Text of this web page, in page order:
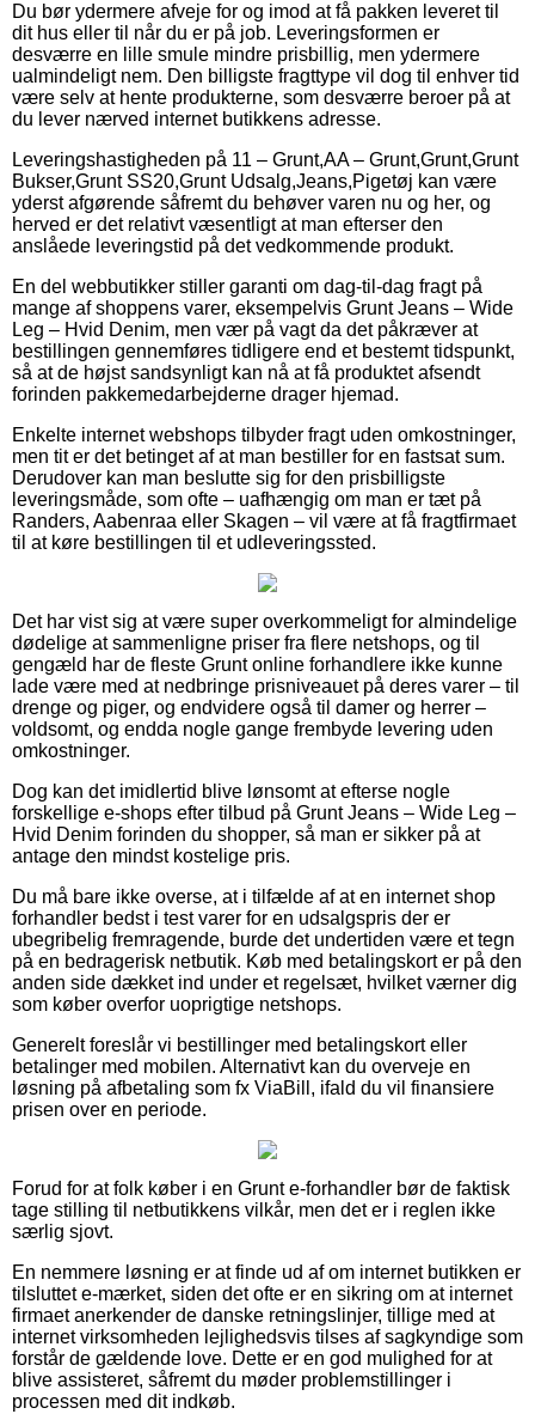
Du bør ydermere afveje for og imod at få pakken leveret til
dit hus eller til når du er på job. Leveringsformen er
desværre en lille smule mindre prisbillig, men ydermere
ualmindeligt nem. Den billigste fragttype vil dog til enhver tid
være selv at hente produkterne, som desværre beroer på at
du lever nærved internet butikkens adresse.
Leveringshastigheden på 11 – Grunt,AA – Grunt,Grunt,Grunt
Bukser,Grunt SS20,Grunt Udsalg,Jeans,Pigetøj kan være
yderst afgørende såfremt du behøver varen nu og her, og
herved er det relativt væsentligt at man efterser den
anslåede leveringstid på det vedkommende produkt.
En del webbutikker stiller garanti om dag-til-dag fragt på
mange af shoppens varer, eksempelvis Grunt Jeans – Wide
Leg – Hvid Denim, men vær på vagt da det påkræver at
bestillingen gennemføres tidligere end et bestemt tidspunkt,
så at de højst sandsynligt kan nå at få produktet afsendt
forinden pakkemedarbejderne drager hjemad.
Enkelte internet webshops tilbyder fragt uden omkostninger,
men tit er det betinget af at man bestiller for en fastsat sum.
Derudover kan man beslutte sig for den prisbilligste
leveringsmåde, som ofte – uafhængig om man er tæt på
Randers, Aabenraa eller Skagen – vil være at få fragtfirmaet
til at køre bestillingen til et udleveringssted.
Det har vist sig at være super overkommeligt for almindelige
dødelige at sammenligne priser fra flere netshops, og til
gengæld har de fleste Grunt online forhandlere ikke kunne
lade være med at nedbringe prisniveauet på deres varer – til
drenge og piger, og endvidere også til damer og herrer –
voldsomt, og endda nogle gange frembyde levering uden
omkostninger.
Dog kan det imidlertid blive lønsomt at efterse nogle
forskellige e-shops efter tilbud på Grunt Jeans – Wide Leg –
Hvid Denim forinden du shopper, så man er sikker på at
antage den mindst kostelige pris.
Du må bare ikke overse, at i tilfælde af at en internet shop
forhandler bedst i test varer for en udsalgspris der er
ubegribelig fremragende, burde det undertiden være et tegn
på en bedragerisk netbutik. Køb med betalingskort er på den
anden side dækket ind under et regelsæt, hvilket værner dig
som køber overfor uoprigtige netshops.
Generelt foreslår vi bestillinger med betalingskort eller
betalinger med mobilen. Alternativt kan du overveje en
løsning på afbetaling som fx ViaBill, ifald du vil finansiere
prisen over en periode.
Forud for at folk køber i en Grunt e-forhandler bør de faktisk
tage stilling til netbutikkens vilkår, men det er i reglen ikke
særlig sjovt.
En nemmere løsning er at finde ud af om internet butikken er
tilsluttet e-mærket, siden det ofte er en sikring om at internet
firmaet anerkender de danske retningslinjer, tillige med at
internet virksomheden lejlighedsvis tilses af sagkyndige som
forstår de gældende love. Dette er en god mulighed for at
blive assisteret, såfremt du møder problemstillinger i
processen med dit indkøb.